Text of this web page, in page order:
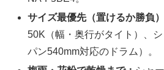
サイズ最優先（置けるか勝負）
50K（幅・奥行がタイト）、
パン540mm対応のドラム）。